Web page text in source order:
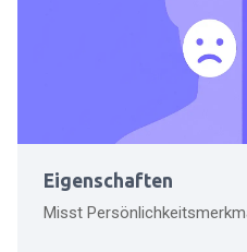
Eigenschaften
Misst